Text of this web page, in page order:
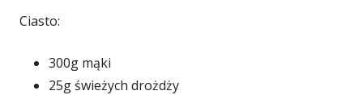
Ciasto:
300g mąki
25g świeżych drożdży